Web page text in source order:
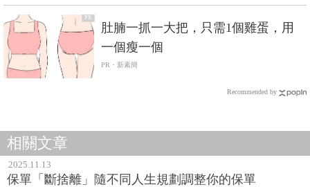
PR
肚腩一抓一大把，只需1個雞蛋，用
一個瘦一個
PR・新素簡
Recommended by
相關文章
2025.11.13
保單「斷捨離」隨不同人生規劃調整你的保單